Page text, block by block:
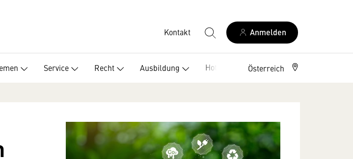
Kontakt Anmelden
Service Recht Ausbildung Hotelklassifizierung
Österreich